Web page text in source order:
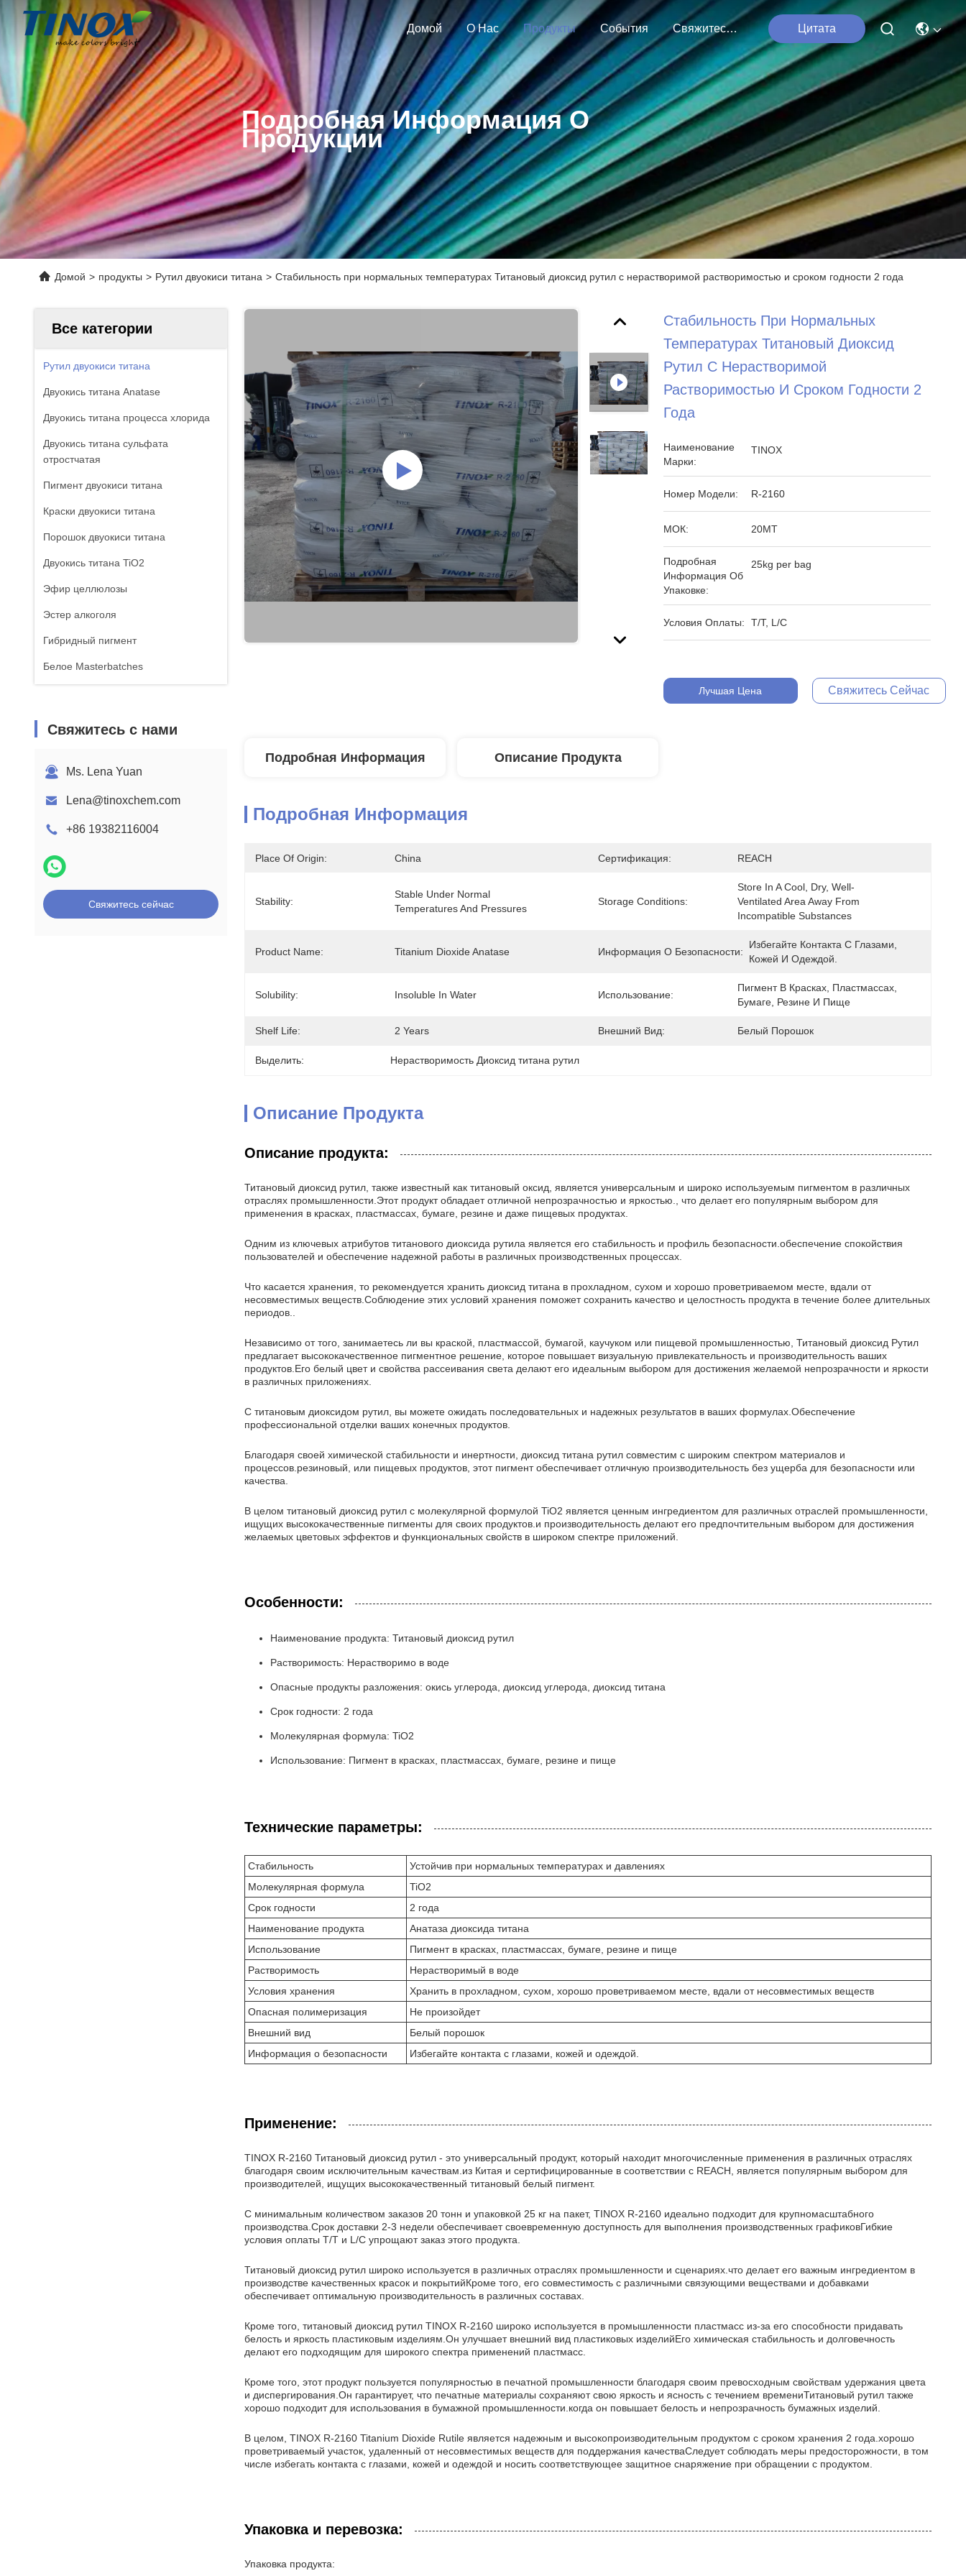
Домой О Нас Продукты События Свяжитесь С Нами Цитата
Подробная Информация О
Продукции
Домой > продукты > Рутил двуокиси титана > Стабильность при нормальных температурах Титановый диоксид рутил с нерастворимой растворимостью и сроком годности 2 года
Все категории
Рутил двуокиси титана
Двуокись титана Anatase
Двуокись титана процесса хлорида
Двуокись титана сульфата
отростчатая
Пигмент двуокиси титана
Краски двуокиси титана
Порошок двуокиси титана
Двуокись титана TiO2
Эфир целлюлозы
Эстер алкоголя
Гибридный пигмент
Белое Masterbatches
Свяжитесь с нами
Ms. Lena Yuan
Lena@tinoxchem.com
+86 19382116004
Свяжитесь сейчас
Стабильность При Нормальных
Температурах Титановый Диоксид
Рутил С Нерастворимой
Растворимостью И Сроком Годности 2
Года
Наименование
Марки:
TINOX
Номер Модели: R-2160
МОК: 20MT
Подробная
Информация Об
Упаковке:
25kg per bag
Условия Оплаты: T/T, L/C
Лучшая Цена Свяжитесь Сейчас
Подробная Информация Описание Продукта
Подробная Информация
Place Of Origin: China Сертификация: REACH
Stability:
Stable Under Normal
Temperatures And Pressures
Storage Conditions:
Store In A Cool, Dry, Well-
Ventilated Area Away From
Incompatible Substances
Product Name: Titanium Dioxide Anatase Информация О Безопасности:
Избегайте Контакта С Глазами,
Кожей И Одеждой.
Solubility: Insoluble In Water Использование:
Пигмент В Красках, Пластмассах,
Бумаге, Резине И Пище
Shelf Life: 2 Years Внешний Вид: Белый Порошок
Выделить: Нерастворимость Диоксид титана рутил
Описание Продукта
Описание продукта:
Титановый диоксид рутил, также известный как титановый оксид, является универсальным и широко используемым пигментом в различных
отраслях промышленности.Этот продукт обладает отличной непрозрачностью и яркостью., что делает его популярным выбором для
применения в красках, пластмассах, бумаге, резине и даже пищевых продуктах.
Одним из ключевых атрибутов титанового диоксида рутила является его стабильность и профиль безопасности.обеспечение спокойствия
пользователей и обеспечение надежной работы в различных производственных процессах.
Что касается хранения, то рекомендуется хранить диоксид титана в прохладном, сухом и хорошо проветриваемом месте, вдали от
несовместимых веществ.Соблюдение этих условий хранения поможет сохранить качество и целостность продукта в течение более длительных
периодов..
Независимо от того, занимаетесь ли вы краской, пластмассой, бумагой, каучуком или пищевой промышленностью, Титановый диоксид Рутил
предлагает высококачественное пигментное решение, которое повышает визуальную привлекательность и производительность ваших
продуктов.Его белый цвет и свойства рассеивания света делают его идеальным выбором для достижения желаемой непрозрачности и яркости
в различных приложениях.
С титановым диоксидом рутил, вы можете ожидать последовательных и надежных результатов в ваших формулах.Обеспечение
профессиональной отделки ваших конечных продуктов.
Благодаря своей химической стабильности и инертности, диоксид титана рутил совместим с широким спектром материалов и
процессов.резиновый, или пищевых продуктов, этот пигмент обеспечивает отличную производительность без ущерба для безопасности или
качества.
В целом титановый диоксид рутил с молекулярной формулой TiO2 является ценным ингредиентом для различных отраслей промышленности,
ищущих высококачественные пигменты для своих продуктов.и производительность делают его предпочтительным выбором для достижения
желаемых цветовых эффектов и функциональных свойств в широком спектре приложений.
Особенности:
Наименование продукта: Титановый диоксид рутил
Растворимость: Нерастворимо в воде
Опасные продукты разложения: окись углерода, диоксид углерода, диоксид титана
Срок годности: 2 года
Молекулярная формула: TiO2
Использование: Пигмент в красках, пластмассах, бумаге, резине и пище
Технические параметры:
Стабильность
Устойчив при нормальных температурах и давлениях
Молекулярная формула
TiO2
Срок годности
2 года
Наименование продукта
Анатаза диоксида титана
Использование
Пигмент в красках, пластмассах, бумаге, резине и пище
Растворимость
Нерастворимый в воде
Условия хранения
Хранить в прохладном, сухом, хорошо проветриваемом месте, вдали от несовместимых веществ
Опасная полимеризация
Не произойдет
Внешний вид
Белый порошок
Информация о безопасности
Избегайте контакта с глазами, кожей и одеждой.
Применение:
TINOX R-2160 Титановый диоксид рутил - это универсальный продукт, который находит многочисленные применения в различных отраслях
благодаря своим исключительным качествам.из Китая и сертифицированные в соответствии с REACH, является популярным выбором для
производителей, ищущих высококачественный титановый белый пигмент.
С минимальным количеством заказов 20 тонн и упаковкой 25 кг на пакет, TINOX R-2160 идеально подходит для крупномасштабного
производства.Срок доставки 2-3 недели обеспечивает своевременную доступность для выполнения производственных графиковГибкие
условия оплаты T/T и L/C упрощают заказ этого продукта.
Титановый диоксид рутил широко используется в различных отраслях промышленности и сценариях.что делает его важным ингредиентом в
производстве качественных красок и покрытийКроме того, его совместимость с различными связующими веществами и добавками
обеспечивает оптимальную производительность в различных составах.
Кроме того, титановый диоксид рутил TINOX R-2160 широко используется в промышленности пластмасс из-за его способности придавать
белость и яркость пластиковым изделиям.Он улучшает внешний вид пластиковых изделийЕго химическая стабильность и долговечность
делают его подходящим для широкого спектра применений пластмасс.
Кроме того, этот продукт пользуется популярностью в печатной промышленности благодаря своим превосходным свойствам удержания цвета
и диспергирования.Он гарантирует, что печатные материалы сохраняют свою яркость и ясность с течением времениТитановый рутил также
хорошо подходит для использования в бумажной промышленности.когда он повышает белость и непрозрачность бумажных изделий.
В целом, TINOX R-2160 Titanium Dioxide Rutile является надежным и высокопроизводительным продуктом с сроком хранения 2 года.хорошо
проветриваемый участок, удаленный от несовместимых веществ для поддержания качестваСледует соблюдать меры предосторожности, в том
числе избегать контакта с глазами, кожей и одеждой и носить соответствующее защитное снаряжение при обращении с продуктом.
Упаковка и перевозка:
Упаковка продукта: